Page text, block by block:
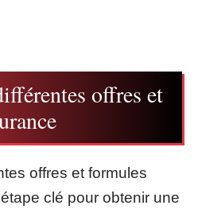
offres et
offres et formules
clé pour obtenir une